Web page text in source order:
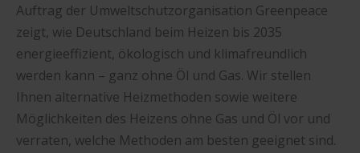
Auftrag der Umweltschutzorganisation Greenpeace
zeigt, wie Deutschland beim Heizen bis 2035
energieeffizient, ökologisch und klimafreundlich
werden kann – ganz ohne Öl und Gas. Wir stellen
Ihnen alternative Heizmethoden sowie weitere
Möglichkeiten des Heizens ohne Gas und Öl vor und
verraten, welche Methoden am besten geeignet sind.